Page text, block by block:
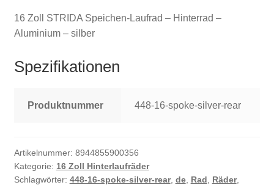
16 Zoll STRIDA Speichen-Laufrad – Hinterrad –
Aluminium – silber
Spezifikationen
Produktnummer 448-16-spoke-silver-rear
Artikelnummer: 8944855900356
Kategorie: 16 Zoll Hinterlaufräder
Schlagwörter: 448-16-spoke-silver-rear, de, Rad Räder,